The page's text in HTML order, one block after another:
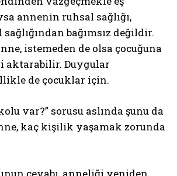
annenin ruhsal sağlığı,
bağımsız değildir.
istemeden de olsa çocuğuna
aktarabilir. Duygular
de çocuklar için.
var?” sorusu aslında şunu da
kaç kişilik yaşamak zorunda